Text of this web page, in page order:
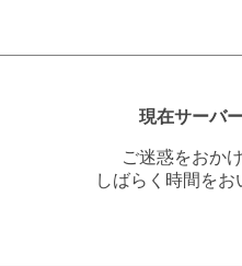
現在サーバ
ご迷惑をおか
しばらく時間を